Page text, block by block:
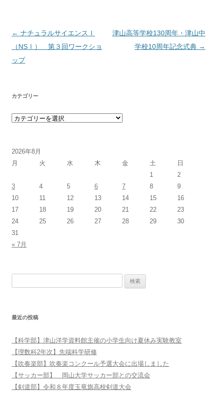
投稿ナビゲーション
← ナチュラルサイエンスＩ
（NSⅠ） 第３回ワークショ
ップ
津山高等学校130周年・津山中
学校10周年記念式典 →
カテゴリー
カテゴリー
2026年8月
月
火 水 木 金 土 日
« 7月
1
2
3
4 5 6 7 8
9
10
11 12 13 14 15
16
17
18 19 20 21 22
23
24
25 26 27 28 29
30
31
最近の投稿
【科学部】津山洋学資料館主催の小学生向け夏休み実験教室
【理数科2年次】先端科学研修
【吹奏楽部】吹奏楽コンクール予選大会に出場しました
【サッカー部】 岡山大学サッカー部との交流会
【剣道部】令和８年度玉竜旗高校剣道大会